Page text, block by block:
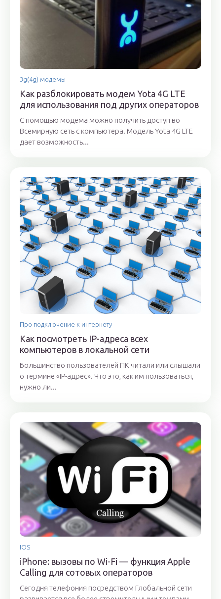
3g(4g) модемы
Как разблокировать модем Yota 4G LTE
для использования под других операторов
С помощью модема можно получить доступ во
Всемирную сеть с компьютера. Модель Yota 4G LTE
дает возможность...
Про подключение к интернету
Как посмотреть IP-адреса всех
компьютеров в локальной сети
Большинство пользователей ПК читали или слышали
о термине «IP-адрес». Что это, как им пользоваться,
нужно ли...
IOS
iPhone: вызовы по Wi-Fi — функция Apple
Calling для сотовых операторов
Сегодня телефония посредством Глобальной сети